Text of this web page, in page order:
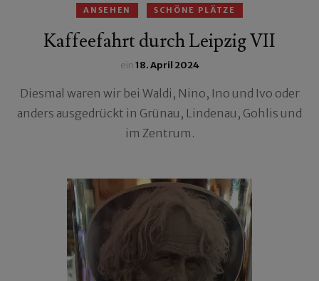
ANSEHEN SCHÖNE PLÄTZE
Kaffeefahrt durch Leipzig VII
ein18. April 2024
Diesmal waren wir bei Waldi, Nino, Ino und Ivo oder
anders ausgedrückt in Grünau, Lindenau, Gohlis und
im Zentrum.